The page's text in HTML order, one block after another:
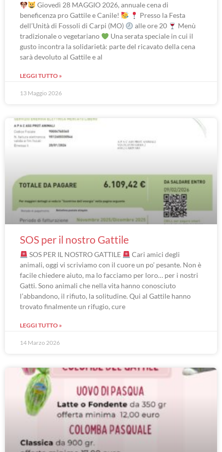
Giovedì 28 MAGGIO 2026, annuale cena di
beneficenza pro Gattile e Canile!
Presso la Festa
dell’Unità di Fossoli di Carpi (MO)
alle ore 20
Menù
tradizionale o vegetariano
Una serata speciale in cui il
gusto incontra la solidarietà: parte del ricavato della cena
sarà devoluto al Gattile e al
LEGGI TUTTO »
13 Maggio 2026
SOS per il nostro Gattile
SOS PER IL NOSTRO GATTILE
Cari amici degli
animali, oggi vi scriviamo con il cuore un po’ pesante. Non è
facile chiedere aiuto, ma lo facciamo per loro… per i nostri
Gatti. Sono animali che nella vita hanno conosciuto
l’abbandono, il rifiuto, la solitudine. Qui al Gattile hanno
trovato finalmente un rifugio, cure
LEGGI TUTTO »
14 Marzo 2026